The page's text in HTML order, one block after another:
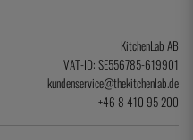
KitchenLab AB
VAT-ID: SE556785-619901
kundenservice@thekitchenlab.de
+46 8 410 95 200